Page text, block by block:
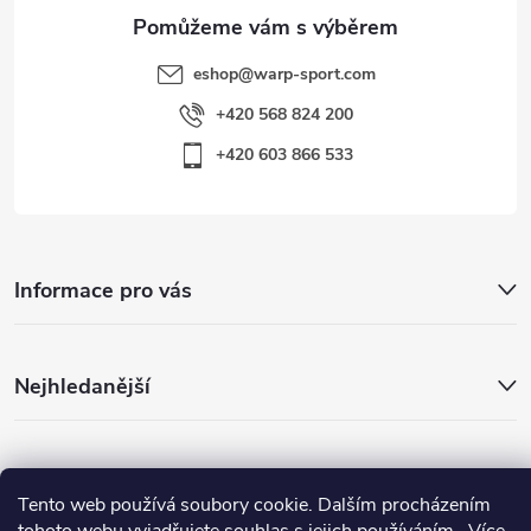
Tento web používá soubory cookie. Dalším procházením
eshop@warp-sport.com
+420 568 824 200
+420 603 866 533
Informace pro vás
Nejhledanější